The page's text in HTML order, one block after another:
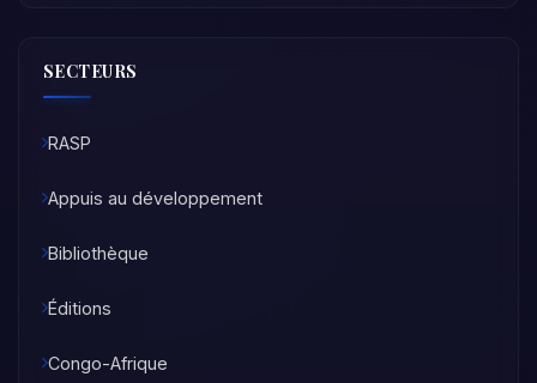
SECTEURS
RASP
Appuis au développement
Bibliothèque
Éditions
Congo-Afrique